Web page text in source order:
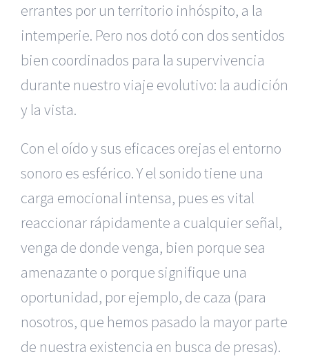
errantes por un territorio inhóspito, a la
intemperie. Pero nos dotó con dos sentidos
bien coordinados para la supervivencia
durante nuestro viaje evolutivo: la audición
y la vista.
Con el oído y sus eficaces orejas el entorno
sonoro es esférico. Y el sonido tiene una
carga emocional intensa, pues es vital
reaccionar rápidamente a cualquier señal,
venga de donde venga, bien porque sea
amenazante o porque signifique una
oportunidad, por ejemplo, de caza (para
nosotros, que hemos pasado la mayor parte
de nuestra existencia en busca de presas).